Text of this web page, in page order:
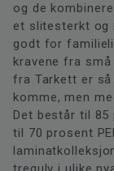
og de
et slitesterkt og
godt for
kravene fra
fra Tarkett er
komme, men
Det består til
til 70 prosent